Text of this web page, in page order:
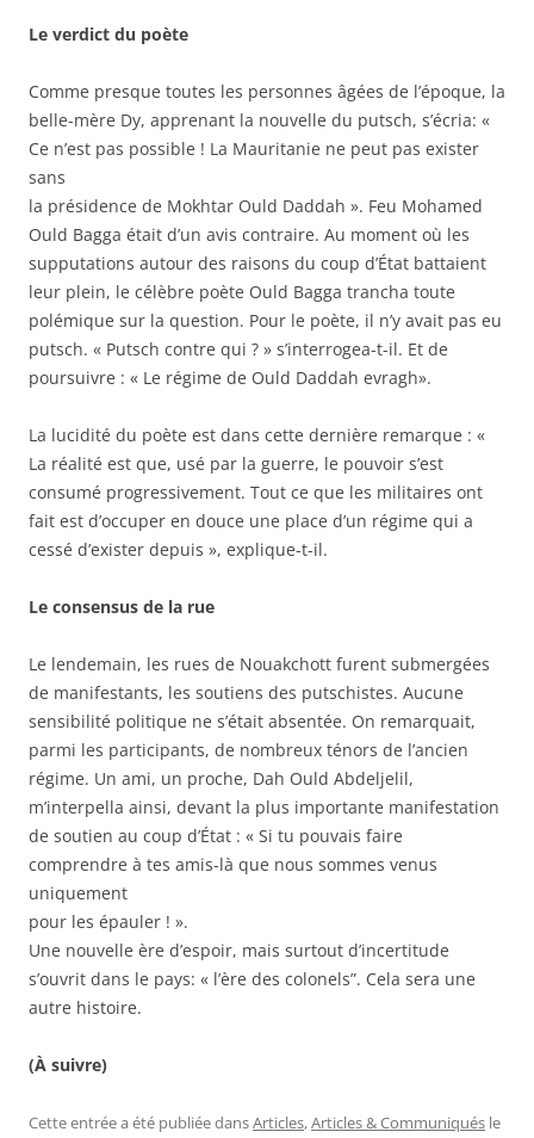
Le verdict du poète
Comme presque toutes les personnes âgées de l’époque, la
belle-mère Dy, apprenant la nouvelle du putsch, s’écria: «
Ce n’est pas possible ! La Mauritanie ne peut pas exister
sans
la présidence de Mokhtar Ould Daddah ». Feu Mohamed
Ould Bagga était d’un avis contraire. Au moment où les
supputations autour des raisons du coup d’État battaient
leur plein, le célèbre poète Ould Bagga trancha toute
polémique sur la question. Pour le poète, il n’y avait pas eu
putsch. « Putsch contre qui ? » s’interrogea-t-il. Et de
poursuivre : « Le régime de Ould Daddah evragh».
La lucidité du poète est dans cette dernière remarque : «
La réalité est que, usé par la guerre, le pouvoir s’est
consumé progressivement. Tout ce que les militaires ont
fait est d’occuper en douce une place d’un régime qui a
cessé d’exister depuis », explique-t-il.
Le consensus de la rue
Le lendemain, les rues de Nouakchott furent submergées
de manifestants, les soutiens des putschistes. Aucune
sensibilité politique ne s’était absentée. On remarquait,
parmi les participants, de nombreux ténors de l’ancien
régime. Un ami, un proche, Dah Ould Abdeljelil,
m’interpella ainsi, devant la plus importante manifestation
de soutien au coup d’État : « Si tu pouvais faire
comprendre à tes amis-là que nous sommes venus
uniquement
pour les épauler ! ».
Une nouvelle ère d’espoir, mais surtout d’incertitude
s’ouvrit dans le pays: « l’ère des colonels”. Cela sera une
autre histoire.
(À suivre)
Cette entrée a été publiée dansArticles,Articles & Communiqués le